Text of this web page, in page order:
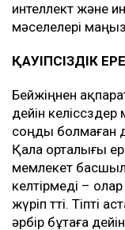
интеллект және
мәселелері
ҚАУІПСІЗДІК
Бейжіңнен
дейін
соңды болмаған
Қала орталығы
мемлекет
келтірмеді –
жүріп өтті. Тіпті
әрбір бұтаға